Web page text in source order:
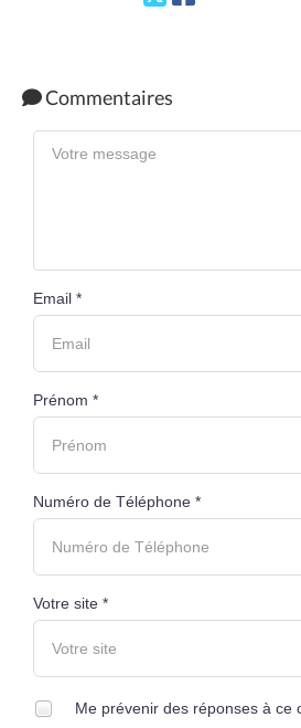
Commentaires
Email *
Prénom *
Numéro de Téléphone *
Votre site *
Me prévenir des réponses à ce